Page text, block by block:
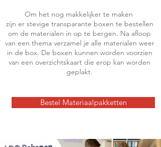
Om het nog makkelijker te maken
zijn er stevige transparante boxen te bestellen
om de materialen in op te bergen. Na afloop
van een thema verzamel je alle materialen weer
in de box. De boxen kunnen worden voorzien
van een overzichtskaart die erop kan worden
geplakt.
Bestel Materiaalpakketten